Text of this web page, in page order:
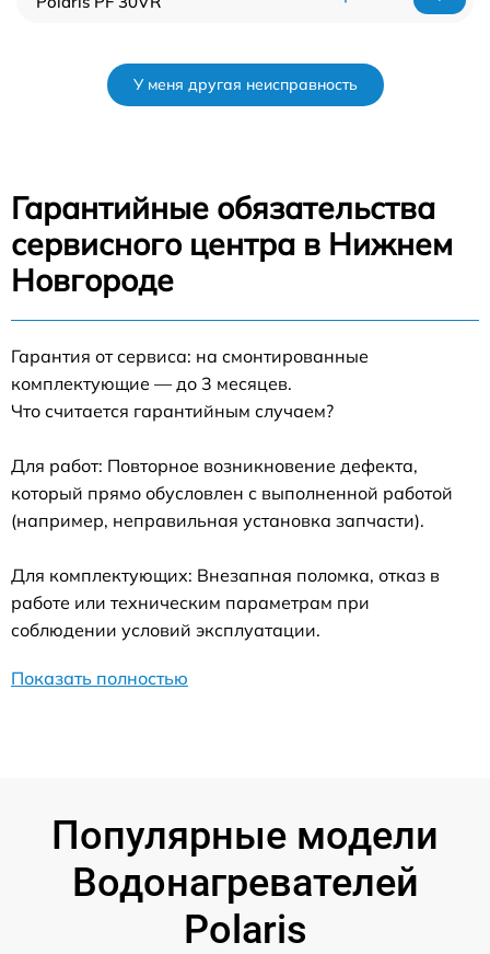
У меня другая неисправность
Гарантийные обязательства
сервисного центра в Нижнем
Новгороде
Гарантия от сервиса: на смонтированные
комплектующие — до 3 месяцев.
Что считается гарантийным случаем?
Для работ: Повторное возникновение дефекта,
который прямо обусловлен с выполненной работой
(например, неправильная установка запчасти).
Для комплектующих: Внезапная поломка, отказ в
работе или техническим параметрам при
соблюдении условий эксплуатации.
Показать полностью
Популярные модели
Водонагревателей
Polaris